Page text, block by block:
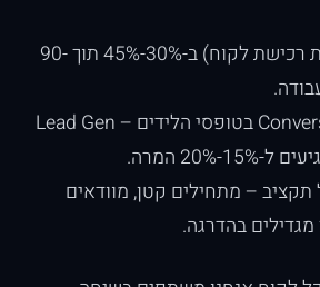
✅ הורדת CAC (עלות רכישת לקוח) ב-30%-45% תוך 90-
✅ שיפור Conversion Rate בטופסי הלידים – Lead Gen
תקציב – מתחילים קטן, מוודאים
בהדרגה.